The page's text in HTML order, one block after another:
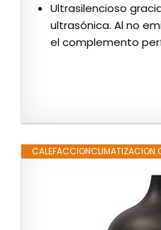
Ultrasilencioso
ultrasónica. Al no
el complemento